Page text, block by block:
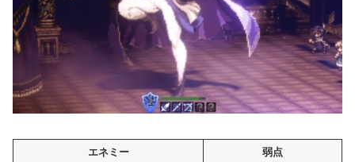
エネミー 弱点